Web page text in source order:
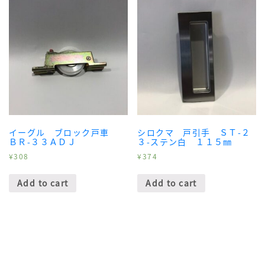
イーグル ブロック戸車
ＢＲ-３３ＡＤＪ
¥308
Add to cart
シロクマ 戸引手 ＳＴ-２
３-ステン白 １１５㎜
¥374
Add to cart